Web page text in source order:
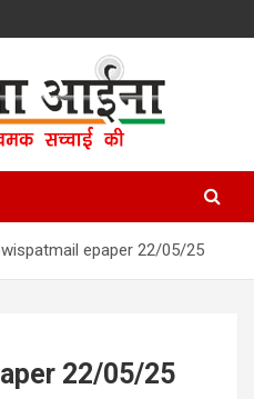
Aina
epaper 22/05/25
22/05/25